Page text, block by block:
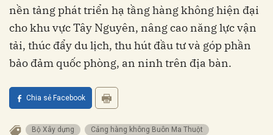
nền tảng phát triển hạ tầng hàng không hiện đại
cho khu vực Tây Nguyên, nâng cao năng lực vận
tải, thúc đẩy du lịch, thu hút đầu tư và góp phần
bảo đảm quốc phòng, an ninh trên địa bàn.
Chia sẻ Facebook
Bộ Xây dựng
Cảng hàng không Buôn Ma Thuột